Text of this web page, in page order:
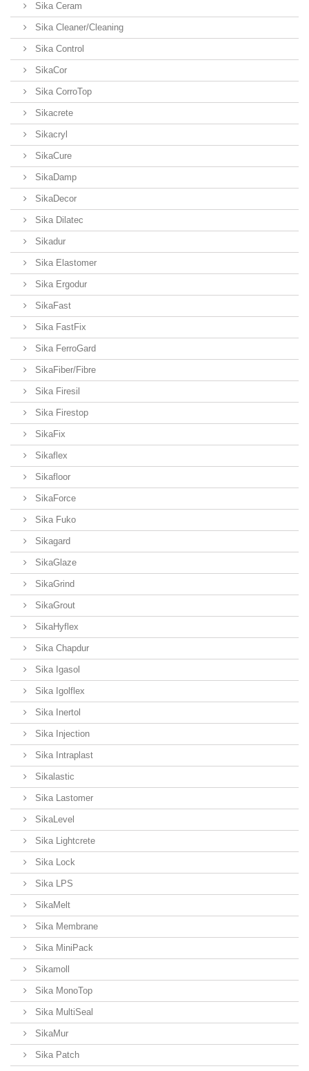
Sika Ceram
Sika Cleaner/Cleaning
Sika Control
SikaCor
Sika CorroTop
Sikacrete
Sikacryl
SikaCure
SikaDamp
SikaDecor
Sika Dilatec
Sikadur
Sika Elastomer
Sika Ergodur
SikaFast
Sika FastFix
Sika FerroGard
SikaFiber/Fibre
Sika Firesil
Sika Firestop
SikaFix
Sikaflex
Sikafloor
SikaForce
Sika Fuko
Sikagard
SikaGlaze
SikaGrind
SikaGrout
SikaHyflex
Sika Chapdur
Sika Igasol
Sika Igolflex
Sika Inertol
Sika Injection
Sika Intraplast
Sikalastic
Sika Lastomer
SikaLevel
Sika Lightcrete
Sika Lock
Sika LPS
SikaMelt
Sika Membrane
Sika MiniPack
Sikamoll
Sika MonoTop
Sika MultiSeal
SikaMur
Sika Patch